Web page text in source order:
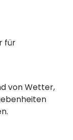
für
von Wetter,